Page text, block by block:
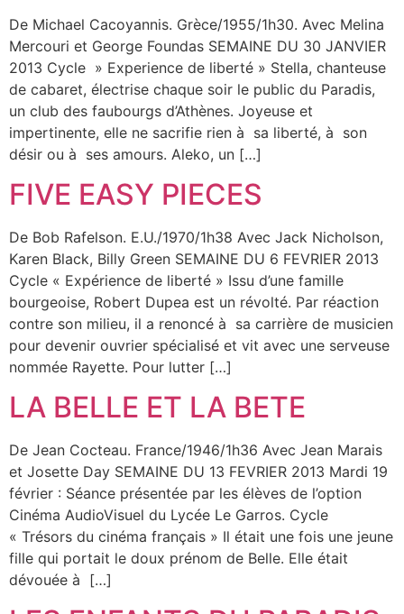
De Michael Cacoyannis. Grèce/1955/1h30. Avec Melina
Mercouri et George Foundas SEMAINE DU 30 JANVIER
2013 Cycle » Experience de liberté » Stella, chanteuse
de cabaret, électrise chaque soir le public du Paradis,
un club des faubourgs d’Athènes. Joyeuse et
impertinente, elle ne sacrifie rien à sa liberté, à son
désir ou à ses amours. Aleko, un […]
FIVE EASY PIECES
De Bob Rafelson. E.U./1970/1h38 Avec Jack Nicholson,
Karen Black, Billy Green SEMAINE DU 6 FEVRIER 2013
Cycle « Expérience de liberté » Issu d’une famille
bourgeoise, Robert Dupea est un révolté. Par réaction
contre son milieu, il a renoncé à sa carrière de musicien
pour devenir ouvrier spécialisé et vit avec une serveuse
nommée Rayette. Pour lutter […]
LA BELLE ET LA BETE
De Jean Cocteau. France/1946/1h36 Avec Jean Marais
et Josette Day SEMAINE DU 13 FEVRIER 2013 Mardi 19
février : Séance présentée par les élèves de l’option
Cinéma AudioVisuel du Lycée Le Garros. Cycle
« Trésors du cinéma français » Il était une fois une jeune
fille qui portait le doux prénom de Belle. Elle était
dévouée à […]